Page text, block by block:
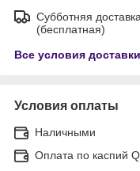
Субботняя
(бесплатная)
Все условия доставки
Условия оплаты
Наличными
Оплата по каспий